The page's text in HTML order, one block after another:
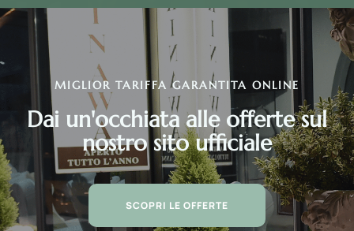
MIGLIOR TARIFFA GARANTITA ONLINE
Dai un'occhiata alle offerte sul
nostro sito ufficiale
SCOPRI LE OFFERTE